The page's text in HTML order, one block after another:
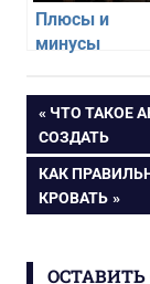
Плюсы и
минусы
столешницы
кухне
по
записям
ЗАПИСЬ:
ЧТО ТАКОЕ
СОЗДАТЬ
СЛЕДУЮЩАЯ
ЗАПИСЬ:
КАК
КРОВАТЬ
ОСТАВИТЬ